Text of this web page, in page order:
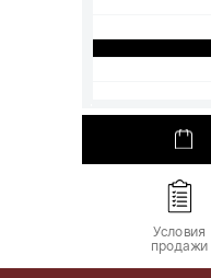
Условия
продажи